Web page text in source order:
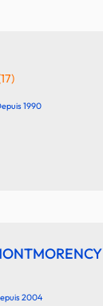
1990
2004